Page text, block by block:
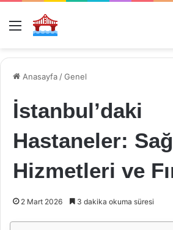
Menü
Anasayfa /Genel
İstanbul’daki
Hastaneler:
Hizmetleri ve
2 Mart 2026 3 dakika okuma süresi